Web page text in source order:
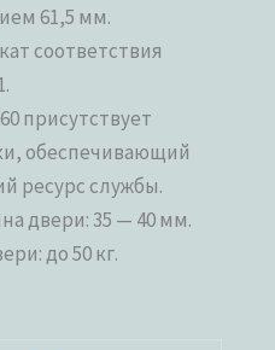
61,5 мм.
соответствия
присутствует
обеспечивающий
ресурс службы.
двери: 35 — 40 мм.
до 50 кг.